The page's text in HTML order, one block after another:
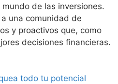
de las inversiones.
una comunidad de
y proactivos que, como
decisiones financieras.
todo tu potencial